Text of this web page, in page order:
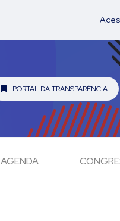
PORTAL DA TRANSPARÊNCIA
AGENDA